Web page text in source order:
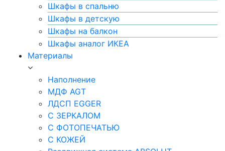
Шкафы в спальню
Шкафы в детскую
Шкафы на балкон
Шкафы аналог ИКЕА
Материалы
Наполнение
МДФ AGT
ЛДСП EGGER
С ЗЕРКАЛОМ
С ФОТОПЕЧАТЬЮ
С КОЖЕЙ